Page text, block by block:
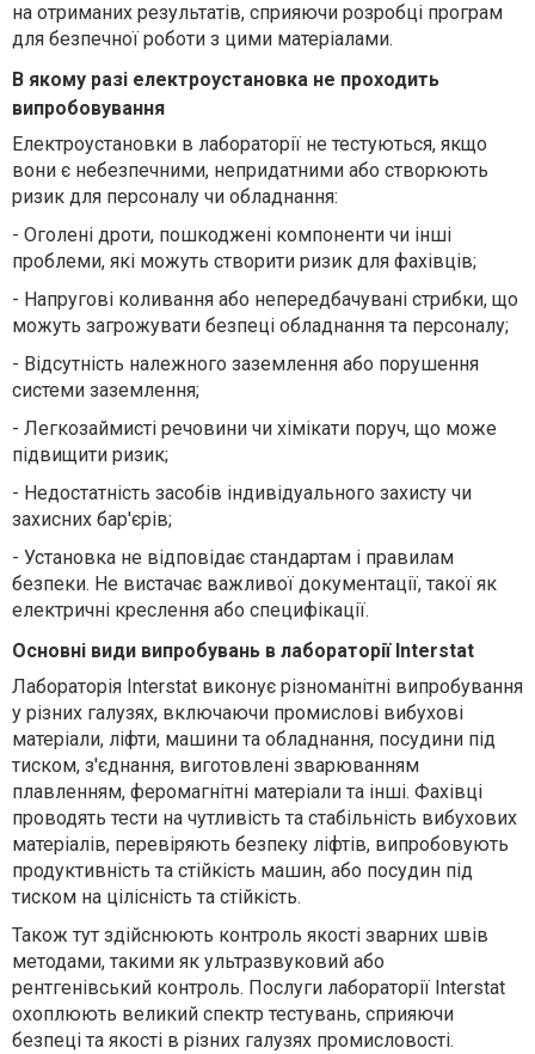
на отриманих результатів, сприяючи розробці програм
для безпечної роботи з цими матеріалами.
В якому разі електроустановка не проходить
випробовування
Електроустановки в лабораторії не тестуються, якщо
вони є небезпечними, непридатними або створюють
ризик для персоналу чи обладнання:
- Оголені дроти, пошкоджені компоненти чи інші
проблеми, які можуть створити ризик для фахівців;
- Напругові коливання або непередбачувані стрибки, що
можуть загрожувати безпеці обладнання та персоналу;
- Відсутність належного заземлення або порушення
системи заземлення;
- Легкозаймисті речовини чи хімікати поруч, що може
підвищити ризик;
- Недостатність засобів індивідуального захисту чи
захисних бар'єрів;
- Установка не відповідає стандартам і правилам
безпеки. Не вистачає важливої документації, такої як
електричні креслення або специфікації.
Основні види випробувань в лабораторії Interstat
Лабораторія Interstat виконує різноманітні випробування
у різних галузях, включаючи промислові вибухові
матеріали, ліфти, машини та обладнання, посудини під
тиском, з'єднання, виготовлені зварюванням
плавленням, феромагнітні матеріали та інші. Фахівці
проводять тести на чутливість та стабільність вибухових
матеріалів, перевіряють безпеку ліфтів, випробовують
продуктивність та стійкість машин, або посудин під
тиском на цілісність та стійкість.
Також тут здійснюють контроль якості зварних швів
методами, такими як ультразвуковий або
рентгенівський контроль. Послуги лабораторії Interstat
охоплюють великий спектр тестувань, сприяючи
безпеці та якості в різних галузях промисловості.